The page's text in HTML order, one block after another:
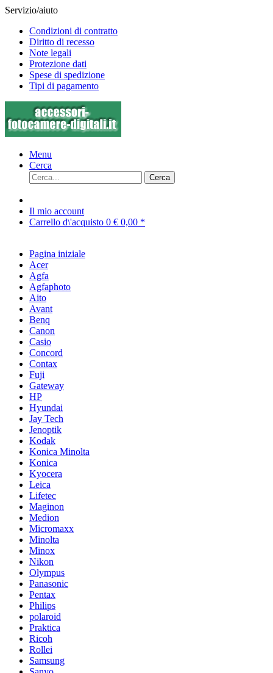
Servizio/aiuto
Condizioni di contratto
Diritto di recesso
Note legali
Protezione dati
Spese di spedizione
Tipi di pagamento
Menu
Cerca
Cerca
Il mio account
Carrello d\'acquisto 0 € 0,00 *
Pagina iniziale
Acer
Agfa
Agfaphoto
Aito
Avant
Benq
Canon
Casio
Concord
Contax
Fuji
Gateway
HP
Hyundai
Jay Tech
Jenoptik
Kodak
Konica Minolta
Konica
Kyocera
Leica
Lifetec
Maginon
Medion
Micromaxx
Minolta
Minox
Nikon
Olympus
Panasonic
Pentax
Philips
polaroid
Praktica
Ricoh
Rollei
Samsung